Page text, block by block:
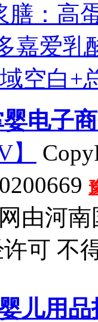
膳：高
嘉爱乳
空白+
电子
由河
可 不
儿用品